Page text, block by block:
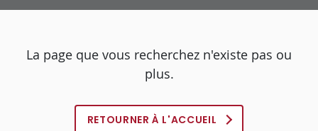
La page que vous recherchez n'existe pas ou
plus.
RETOURNER À L'ACCUEIL